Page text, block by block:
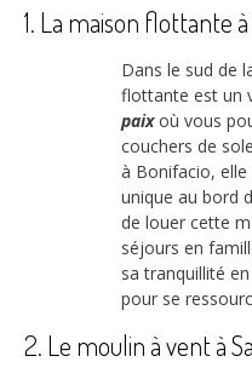
1. La maison flottante
Dans le sud de
flottante est un
paixoù vous
couchers de
à Bonifacio,
unique au bord
de louer cette
séjours en
sa tranquillité
pour se
2. Le moulin à vent à